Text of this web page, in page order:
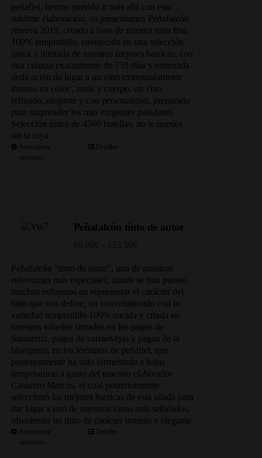
253.00€
peñafiel, hemos querido ir más allá con esta
sublime elaboración, os presentamos Peñafalcón
reserva 2019, creado a base de nuestra tinta fina
100% tempranillo, envejecida en una selección
única y limitada de nuestras mejores barricas, con
una crianza exactamente de 759 días y esmerada
dedicación da lugar a un vino extremadamente
intenso en color , nariz y cuerpo, un vino
refinado, elegante y con personalidad, preparado
para sorprender los más exigentes paladares.
Selección única de 4500 botellas, no te quedes
sin la tuya.
Seleccionar
Detalles
Peñafalcón tinto de autor
69.00€ - 333.50€
precios:
desde
69.00€
hasta
333.50€
Peñafalcón “tinto de autor”, una de nuestras
referencias más especiales, donde se han puesto
muchos esfuerzos en representar el carácter del
tinto que nos define, un vino elaborado con la
variedad tempranillo 100% nacida y criada en
nuestros viñedos situados en los pagos de
Santacruz, pagos de carraovejas y pagos de la
blanquera, en los términos de peñafiel, que
posteriormente ha sido fermentada a bajas
temperaturas a gusto del maestro elaborador
Casimiro Marcos, el cual posteriormente
seleccionó las mejores barricas de esta añada para
dar lugar a uno de nuestros vinos más señalados,
ofreciendo un tinto de carácter intenso y elegante
Seleccionar
Detalles